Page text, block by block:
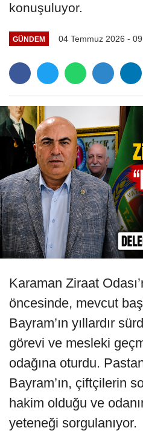
konuşuluyor.
GÜNDEM 04 Temmuz 2026 -
Karaman Ziraat
öncesinde, mevcut
Bayram’ın yıllardır
görevi ve mesleki
odağına oturdu.
Bayram’ın, çiftçilerin
hakim olduğu ve
yeteneği sorgulanıyor.